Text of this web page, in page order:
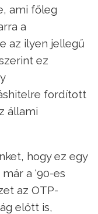
ami főleg
a
az ilyen jellegű
ez
fordított
állami
hogy ez egy
a ‘90-es
az OTP-
előtt is,